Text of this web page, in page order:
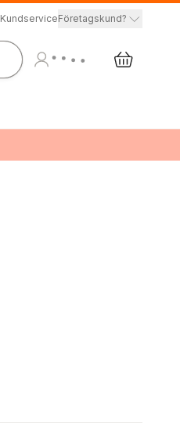
KundserviceFöretagskund?